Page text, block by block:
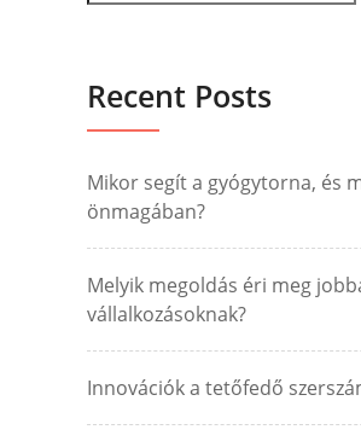
Recent Posts
Mikor segít a gyógytorna, és
önmagában?
Melyik megoldás éri meg
vállalkozásoknak?
Innovációk a tetőfedő